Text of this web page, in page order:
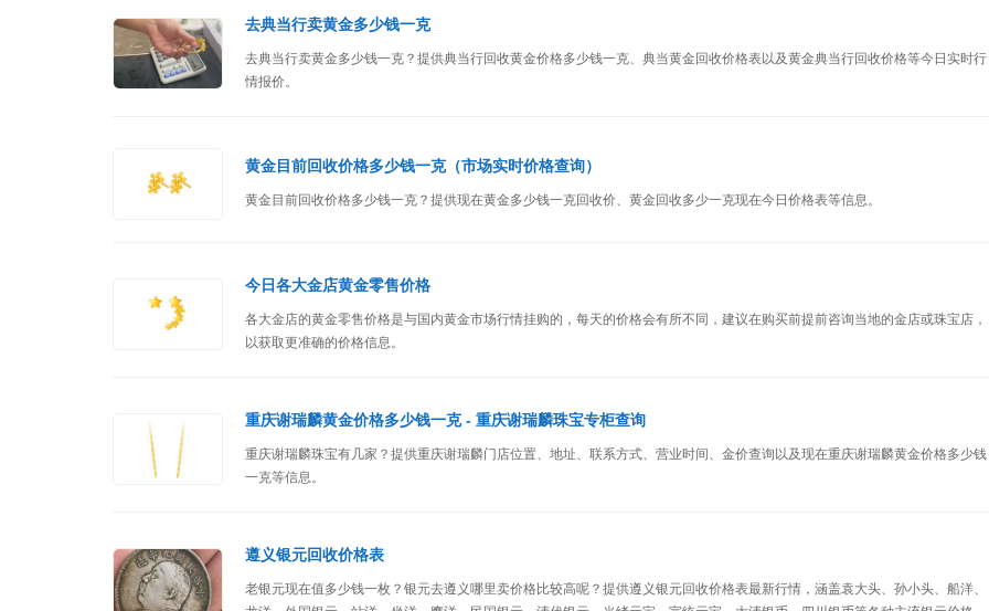
去典当行卖黄金多少钱一克
去典当行卖黄金多少钱一克？提供典当行回收黄金价格多少钱一克、典当黄金回收价格表以及黄金典当行回收价格等今日实时行
情报价。
黄金目前回收价格多少钱一克（市场实时价格查询）
黄金目前回收价格多少钱一克？提供现在黄金多少钱一克回收价、黄金回收多少一克现在今日价格表等信息。
今日各大金店黄金零售价格
各大金店的黄金零售价格是与国内黄金市场行情挂购的，每天的价格会有所不同，建议在购买前提前咨询当地的金店或珠宝店，
以获取更准确的价格信息。
重庆谢瑞麟黄金价格多少钱一克 - 重庆谢瑞麟珠宝专柜查询
重庆谢瑞麟珠宝有几家？提供重庆谢瑞麟门店位置、地址、联系方式、营业时间、金价查询以及现在重庆谢瑞麟黄金价格多少钱
一克等信息。
遵义银元回收价格表
老银元现在值多少钱一枚？银元去遵义哪里卖价格比较高呢？提供遵义银元回收价格表最新行情，涵盖袁大头、孙小头、船洋、